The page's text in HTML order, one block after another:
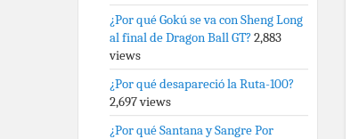
¿Por qué Gokú se va con Sheng Long
al final de Dragon Ball GT? 2,883
views
¿Por qué desapareció la Ruta-100?
2,697 views
¿Por qué Santana y Sangre Por